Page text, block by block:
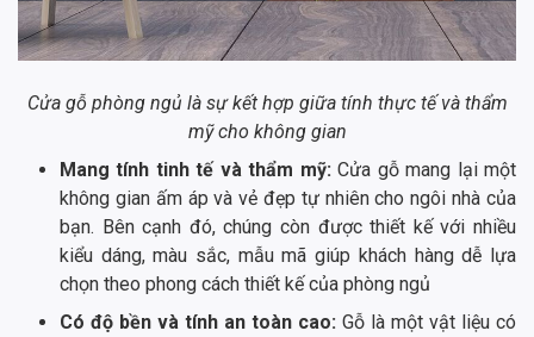
Cửa gỗ phòng ngủ là sự kết hợp giữa tính thực tế và thẩm
mỹ cho không gian
Mang tính tinh tế và thẩm mỹ: Cửa gỗ mang lại một
không gian ấm áp và vẻ đẹp tự nhiên cho ngôi nhà của
bạn. Bên cạnh đó, chúng còn được thiết kế với nhiều
kiểu dáng, màu sắc, mẫu mã giúp khách hàng dễ lựa
chọn theo phong cách thiết kế của phòng ngủ
Có độ bền và tính an toàn cao: Gỗ là một vật liệu có